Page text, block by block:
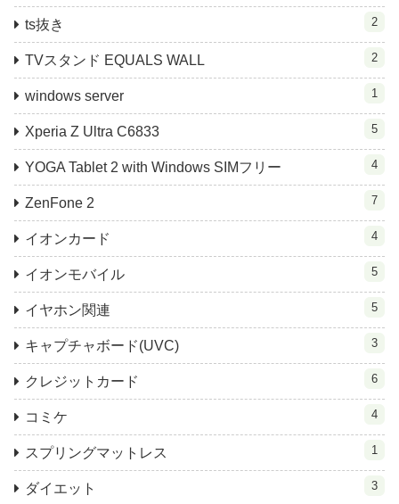
ts抜き 2
TVスタンド EQUALS WALL 2
windows server 1
Xperia Z Ultra C6833 5
YOGA Tablet 2 with Windows SIMフリー 4
ZenFone 2 7
イオンカード 4
イオンモバイル 5
イヤホン関連 5
キャプチャボード(UVC) 3
クレジットカード 6
コミケ 4
スプリングマットレス 1
ダイエット 3